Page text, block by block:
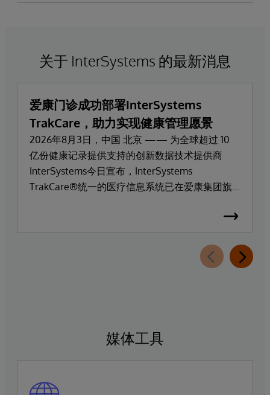
关于 InterSystems 的最新消息
爱康门诊成功部署InterSystems
TrakCare，助力实现健康管理愿景
2026年8月3日，中国 北京 —— 为全球超过 10
亿份健康记录提供支持的创新数据技术提供商
InterSystems今日宣布，InterSystems
TrakCare®统一的医疗信息系统已在爱康集团旗
媒体工具